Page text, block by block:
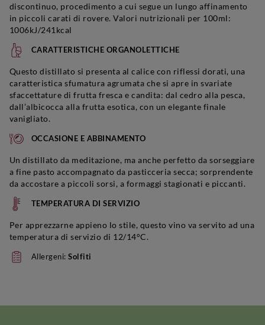
discontinuo, procedimento a cui segue un lungo affinamento
in piccoli carati di rovere. Valori nutrizionali per 100ml:
1006kJ/241kcal
CARATTERISTICHE ORGANOLETTICHE
Questo distillato si presenta al calice con riflessi dorati, una
caratteristica sfumatura agrumata che si apre in svariate
sfaccettature di frutta fresca e candita: dal cedro alla pesca,
dall’albicocca alla frutta esotica, con un elegante finale
vanigliato.
OCCASIONE E ABBINAMENTO
Un distillato da meditazione, ma anche perfetto da sorseggiare
a fine pasto accompagnato da pasticceria secca; sorprendente
da accostare a piccoli sorsi, a formaggi stagionati e piccanti.
TEMPERATURA DI SERVIZIO
Per apprezzarne appieno lo stile, questo vino va servito ad una
temperatura di servizio di 12/14°C.
Allergeni:Solfiti